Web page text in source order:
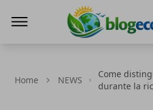
Home NEWS
Come
durante la